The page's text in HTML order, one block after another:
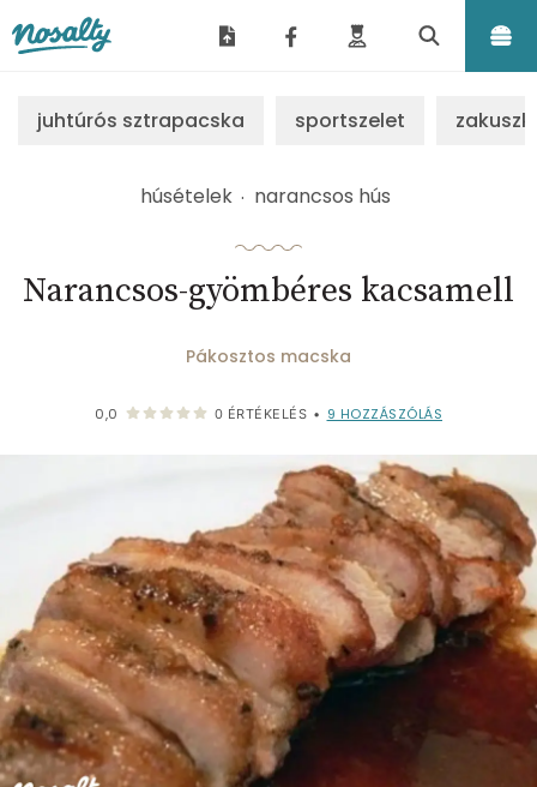
juhtúrós sztrapacska sportszelet
húsételek narancsos hús
Narancsos-gyömbéres kacsamell
Pákosztos macska
0,0 0 ÉRTÉKELÉS • 9 HOZZÁSZÓLÁS